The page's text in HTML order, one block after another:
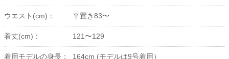
ウエスト(cm)： 平置き83〜
着丈(cm)： 121〜129
着用モデルの身長： 164cm (モデルは9号着用）